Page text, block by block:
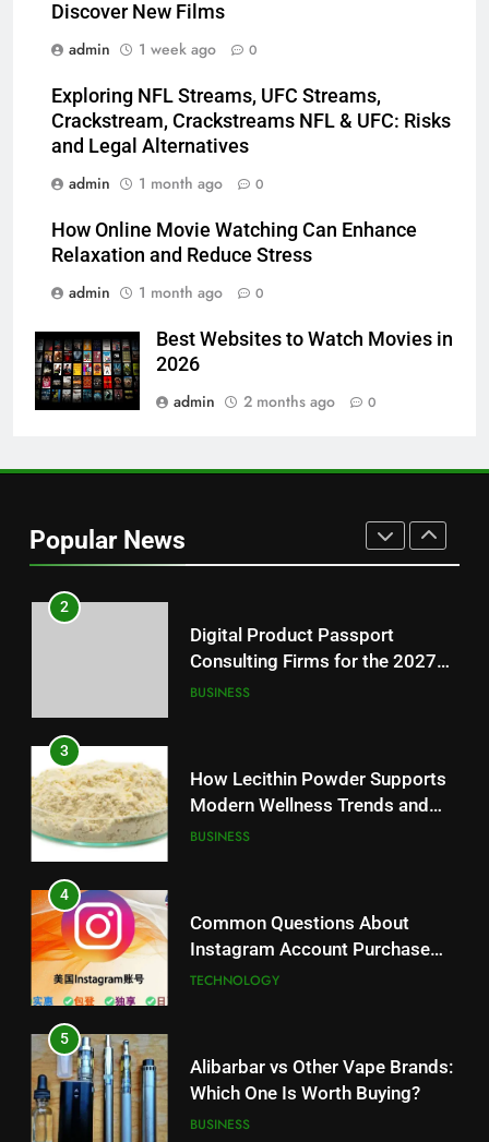
Discover New Films
admin
1 week ago 0
Exploring NFL Streams, UFC Streams,
Crackstream, Crackstreams NFL & UFC: Risks
and Legal Alternatives
admin
1 month ago 0
How Online Movie Watching Can Enhance
Relaxation and Reduce Stress
admin
1 month ago 0
Best Websites to Watch Movies in
2026
admin
2 months ago 0
Popular News
JNR Vape: A Detailed Look at
Performance, Convenience, and
User Experience
BUSINESS
7
Features Are Making News
More Useful for Everyday
NEWS
Why Hahanews Has Become an
Essential News Platform for
Modern Readers
NEWS
Loss: A Guide to Understanding
Reliable Wellness Information
2
Digital Product Passport
Consulting Firms for the 2027
Battery Mandate
BUSINESS
3
How Lecithin Powder Supports
Modern Wellness Trends and
Balanced Nutrition
BUSINESS
4
Common Questions About
Instagram Account Purchase
and Market Development
TECHNOLOGY
5
Alibarbar vs Other Vape Brands:
Which One Is Worth Buying?
BUSINESS